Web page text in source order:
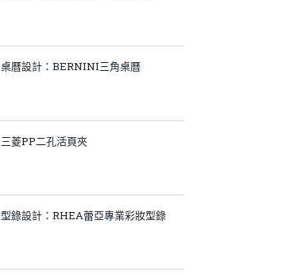
桌曆設計：BERNINI三角桌曆
三菱PP二孔活頁夾
型錄設計：RHEA蕾亞專業彩妝型錄